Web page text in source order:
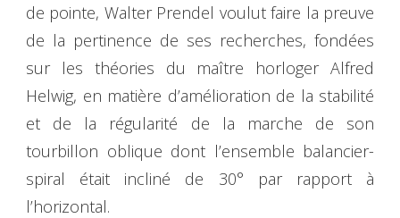
de pointe, Walter Prendel voulut faire la preuve
de la pertinence de ses recherches, fondées
sur les théories du maître horloger Alfred
Helwig, en matière d’amélioration de la stabilité
et de la régularité de la marche de son
tourbillon oblique dont l’ensemble balancier-
spiral était incliné de 30° par rapport à
l’horizontal.